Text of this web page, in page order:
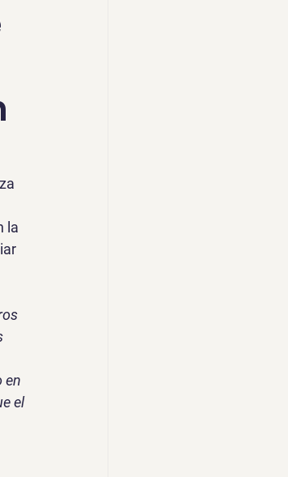
la
en
el